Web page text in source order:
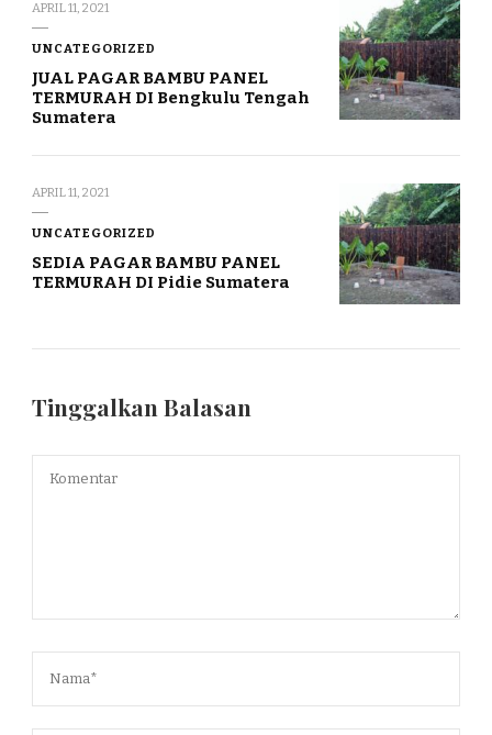
APRIL 11, 2021
UNCATEGORIZED
JUAL PAGAR BAMBU PANEL
TERMURAH DI Bengkulu Tengah
Sumatera
APRIL 11, 2021
UNCATEGORIZED
SEDIA PAGAR BAMBU PANEL
TERMURAH DI Pidie Sumatera
Tinggalkan Balasan